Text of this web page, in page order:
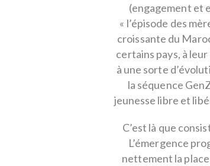
(engagement et
« l’épisode des
croissante du
certains pays, à
à une sorte
la séquence
jeunesse libre et
C’est là que
L’émergence
nettement la